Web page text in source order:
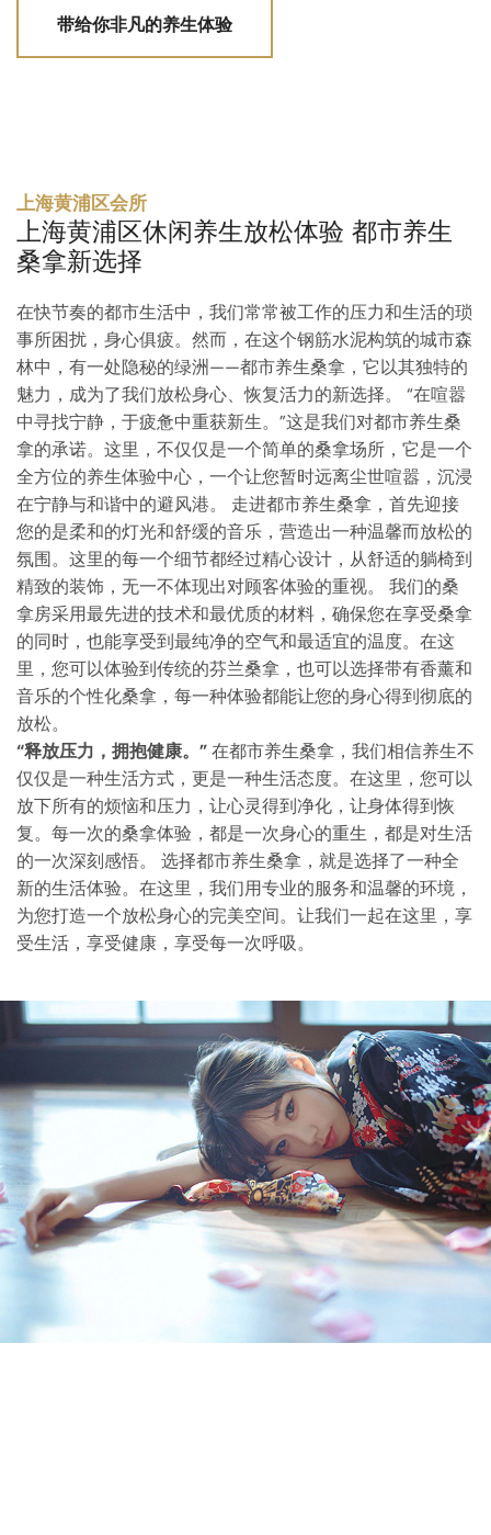
带给你非凡的养生体验
上海黄浦区会所
上海黄浦区休闲养生放松体验 都市养生
桑拿新选择
在快节奏的都市生活中，我们常常被工作的压力和生活的琐
事所困扰，身心俱疲。然而，在这个钢筋水泥构筑的城市森
林中，有一处隐秘的绿洲——都市养生桑拿，它以其独特的
魅力，成为了我们放松身心、恢复活力的新选择。 “在喧嚣
中寻找宁静，于疲惫中重获新生。”这是我们对都市养生桑
拿的承诺。这里，不仅仅是一个简单的桑拿场所，它是一个
全方位的养生体验中心，一个让您暂时远离尘世喧嚣，沉浸
在宁静与和谐中的避风港。 走进都市养生桑拿，首先迎接
您的是柔和的灯光和舒缓的音乐，营造出一种温馨而放松的
氛围。这里的每一个细节都经过精心设计，从舒适的躺椅到
精致的装饰，无一不体现出对顾客体验的重视。 我们的桑
拿房采用最先进的技术和最优质的材料，确保您在享受桑拿
的同时，也能享受到最纯净的空气和最适宜的温度。在这
里，您可以体验到传统的芬兰桑拿，也可以选择带有香薰和
音乐的个性化桑拿，每一种体验都能让您的身心得到彻底的
放松。
“释放压力，拥抱健康。”在都市养生桑拿，我们相信养生不
仅仅是一种生活方式，更是一种生活态度。在这里，您可以
放下所有的烦恼和压力，让心灵得到净化，让身体得到恢
复。每一次的桑拿体验，都是一次身心的重生，都是对生活
的一次深刻感悟。 选择都市养生桑拿，就是选择了一种全
新的生活体验。在这里，我们用专业的服务和温馨的环境，
为您打造一个放松身心的完美空间。让我们一起在这里，享
受生活，享受健康，享受每一次呼吸。